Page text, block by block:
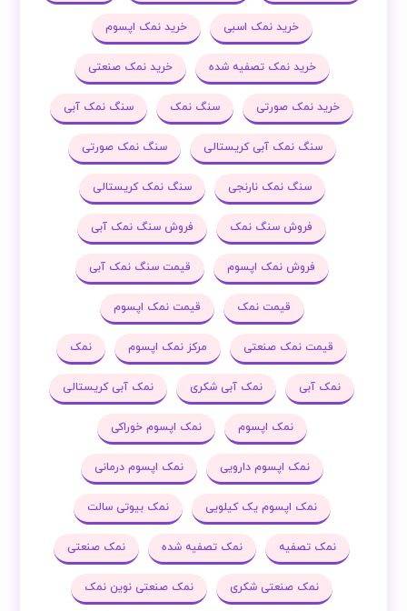
خرید نمک اسبی خرید نمک اپسوم
خرید نمک تصفیه شده خرید نمک صنعتی
خرید نمک صورتی سنگ نمک سنگ نمک آبی
سنگ نمک آبی کریستالی سنگ نمک صورتی
سنگ نمک نارنجی سنگ نمک کریستالی
فروش سنگ نمک فروش سنگ نمک آبی
فروش نمک اپسوم قیمت سنگ نمک آبی
قیمت نمک قیمت نمک اپسوم
قیمت نمک صنعتی مرکز نمک اپسوم نمک
نمک آبی نمک آبی شکری نمک آبی کریستالی
نمک اپسوم نمک اپسوم خوراکی
نمک اپسوم دارویی نمک اپسوم درمانی
نمک اپسوم یک کیلویی نمک بیوتی سالت
نمک تصفیه نمک تصفیه شده نمک صنعتی
نمک صنعتی شکری نمک صنعتی نوین نمک